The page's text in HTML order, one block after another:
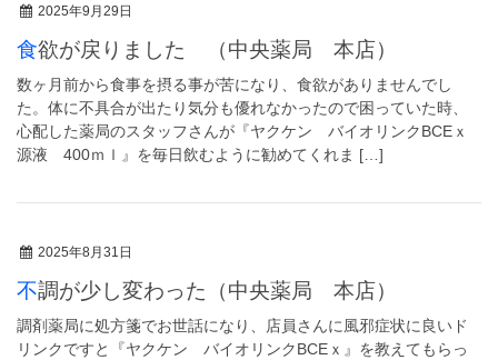
2025年9月29日
食欲が戻りました （中央薬局 本店）
数ヶ月前から食事を摂る事が苦になり、食欲がありませんでし
た。体に不具合が出たり気分も優れなかったので困っていた時、
心配した薬局のスタッフさんが『ヤクケン バイオリンクBCEｘ
源液 400ｍｌ』を毎日飲むように勧めてくれま […]
2025年8月31日
不調が少し変わった（中央薬局 本店）
調剤薬局に処方箋でお世話になり、店員さんに風邪症状に良いド
リンクですと『ヤクケン バイオリンクBCEｘ』を教えてもらっ